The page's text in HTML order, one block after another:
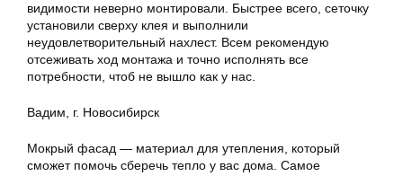
видимости неверно монтировали. Быстрее всего, сеточку
установили сверху клея и выполнили
неудовлетворительный нахлест. Всем рекомендую
отсеживать ход монтажа и точно исполнять все
потребности, чтоб не вышло как у нас.
Вадим, г. Новосибирск
Мокрый фасад — материал для утепления, который
сможет помочь сберечь тепло у вас дома. Самое